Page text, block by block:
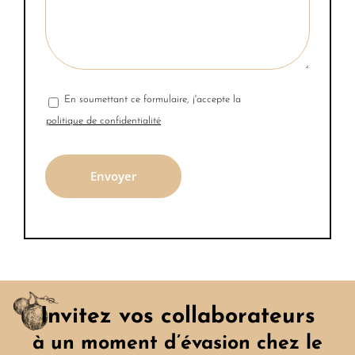
En soumettant ce formulaire, j'accepte la
politique de confidentialité
Invitez vos collaborateurs
à un moment d’évasion chez le